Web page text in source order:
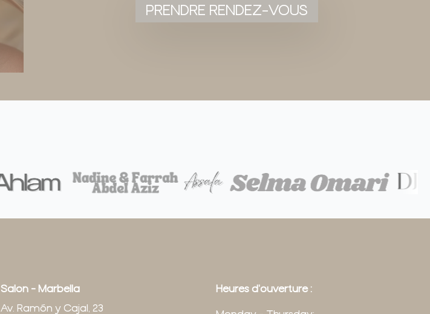
PRENDRE RENDEZ-VOUS
Salon - Marbella
Av. Ramón y Cajal, 23
Heures d'ouverture :